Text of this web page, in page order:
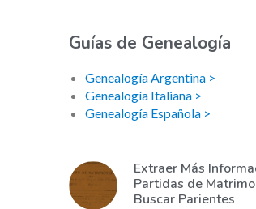
Guías de Genealogía
Genealogía Argentina >
Genealogía Italiana >
Genealogía Española >
Extraer Más
Partidas de
Buscar Parientes